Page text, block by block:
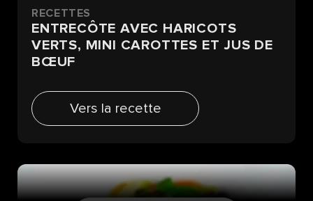
RECETTES
ENTRECÔTE AVEC HARICOTS
VERTS, MINI CAROTTES ET JUS DE
BŒUF
Vers la recette